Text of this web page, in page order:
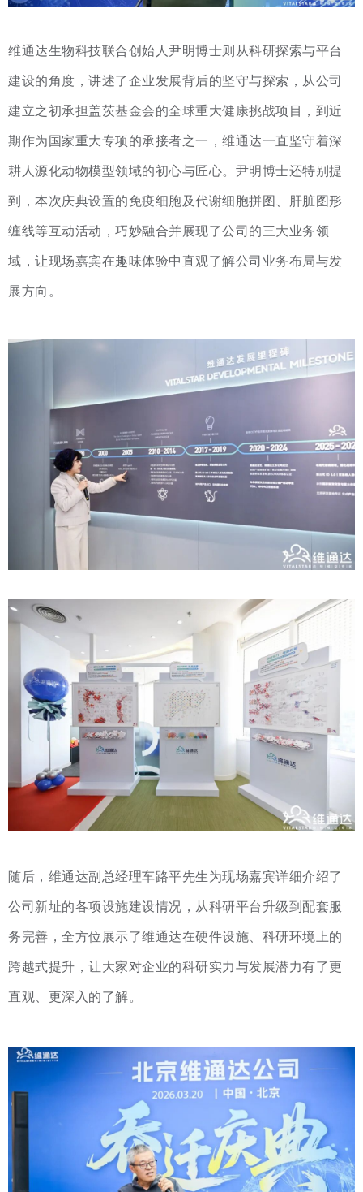
维通达生物科技联合创始人尹明博士则从科研探索与平台
建设的角度，讲述了企业发展背后的坚守与探索，从公司
建立之初承担盖茨基金会的全球重大健康挑战项目，到近
期作为国家重大专项的承接者之一，维通达一直坚守着深
耕人源化动物模型领域的初心与匠心。尹明博士还特别提
到，本次庆典设置的免疫细胞及代谢细胞拼图、肝脏图形
缠线等互动活动，巧妙融合并展现了公司的三大业务领
域，让现场嘉宾在趣味体验中直观了解公司业务布局与发
展方向。
随后，维通达副总经理车路平先生为现场嘉宾详细介绍了
公司新址的各项设施建设情况，从科研平台升级到配套服
务完善，全方位展示了维通达在硬件设施、科研环境上的
跨越式提升，让大家对企业的科研实力与发展潜力有了更
直观、更深入的了解。